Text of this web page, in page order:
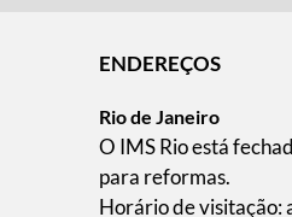
ENDEREÇOS
Rio de Janeiro
O IMS Rio está
para reformas.
Horário de visitação: